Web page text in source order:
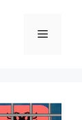
Menu